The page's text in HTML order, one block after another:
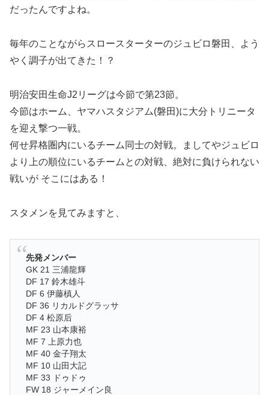
だったんですよね。
毎年のことながらスロースターターのジュビロ磐田、よう
やく調子が出てきた！？
明治安田生命J2リーグは今節で第23節。
今節はホーム、ヤマハスタジアム(磐田)に大分トリニータ
を迎え撃つ一戦。
何せ昇格圏内にいるチーム同士の対戦。ましてやジュビロ
より上の順位にいるチームとの対戦、絶対に負けられない
戦いが そこにはある！
スタメンを見てみますと、
先発メンバー
GK 21 三浦龍輝
DF 17 鈴木雄斗
DF 6 伊藤槙人
DF 36 リカルドグラッサ
DF 4 松原后
MF 23 山本康裕
MF 7 上原力也
MF 40 金子翔太
MF 10 山田大記
MF 33 ドゥドゥ
FW 18 ジャーメイン良